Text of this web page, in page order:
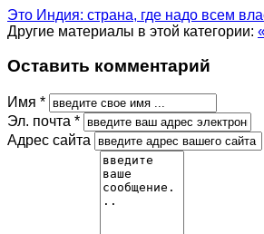
Это Индия: страна, где надо всем
Другие материалы в этой категории:
Оставить комментарий
Имя *
Эл. почта *
Адрес сайта